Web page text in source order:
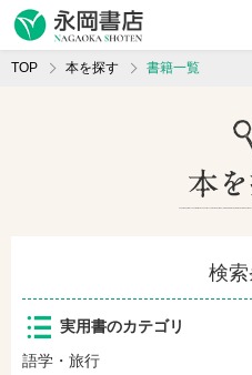
TOP 本を探す 書籍一覧
検
実用書のカテゴリ
語学・旅行